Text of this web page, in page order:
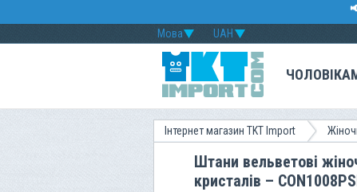
UAH
Мова
Інтернет магазин TKT Import
Штани вельветові
кристалів –